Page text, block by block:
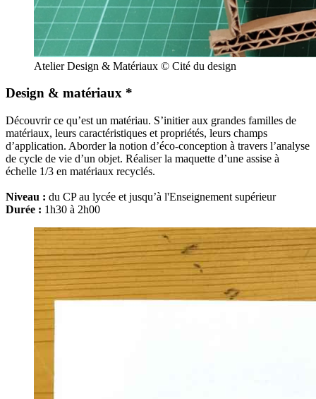
Atelier Design & Matériaux © Cité du design
Design & matériaux *
Découvrir ce qu’est un matériau. S’initier aux grandes familles de
matériaux, leurs caractéristiques et propriétés, leurs champs
d’application. Aborder la notion d’éco-conception à travers l’analyse
de cycle de vie d’un objet. Réaliser la maquette d’une assise à
échelle 1/3 en matériaux recyclés.
Niveau : du CP au lycée et jusqu’à l'Enseignement supérieur
Durée : 1h30 à 2h00